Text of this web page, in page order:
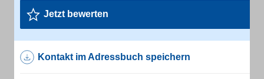
Jetzt bewerten
Kontakt im Adressbuch speichern